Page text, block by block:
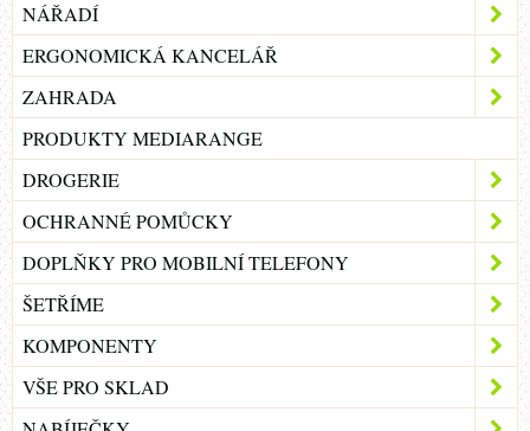
NÁŘADÍ
ERGONOMICKÁ KANCELÁŘ
ZAHRADA
PRODUKTY MEDIARANGE
DROGERIE
OCHRANNÉ POMŮCKY
DOPLŇKY PRO MOBILNÍ TELEFONY
ŠETŘÍME
KOMPONENTY
VŠE PRO SKLAD